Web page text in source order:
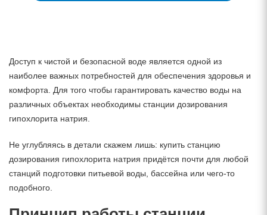
Доступ к чистой и безопасной воде является одной из
наиболее важных потребностей для обеспечения здоровья и
комфорта. Для того чтобы гарантировать качество воды на
различных объектах необходимы станции дозирования
гипохлорита натрия.
Не углубляясь в детали скажем лишь: купить станцию
дозирования гипохлорита натрия придётся почти для любой
станций подготовки питьевой воды, бассейна или чего-то
подобного.